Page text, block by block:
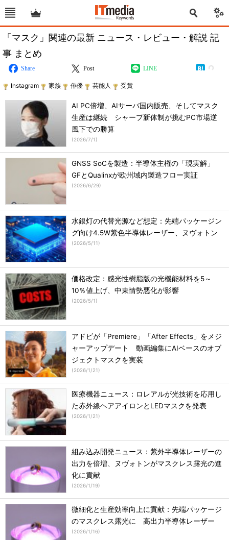
「マスク」関連の最新 ニュース・レビュー・解説 記
事 まとめ
Share Post LINE
Instagram 家族 俳優 芸能人 受賞
AI PC倍増、AIサーバ国内販売、そしてマスク
生産は継続 シャープ新体制が挑むPC市場逆
風下での勝算
(2026/7/1)
GNSS SoCを製造：半導体主権の「現実解」
GFとQualinxが欧州域内製造フロー実証
(2026/6/29)
水銀灯の代替光源など想定：先端パッケージン
グ向け4.5W紫色半導体レーザー、ヌヴォトン
(2026/5/11)
価格改定：感光性樹脂版の光機能材料を5～
10％値上げ、中東情勢悪化が影響
(2026/5/1)
アドビが「Premiere」「After Effects」をメジ
ャーアップデート 動画編集にAIベースのオブ
ジェクトマスクを実装
(2026/1/21)
医療機器ニュース：ロレアルが光技術を応用し
た赤外線ヘアアイロンとLEDマスクを発表
(2026/1/21)
組み込み開発ニュース：紫外半導体レーザーの
出力を倍増、ヌヴォトンがマスクレス露光の進
化に貢献
(2026/1/19)
微細化と生産効率向上に貢献：先端パッケージ
のマスクレス露光に 高出力半導体レーザー
(2026/1/16)